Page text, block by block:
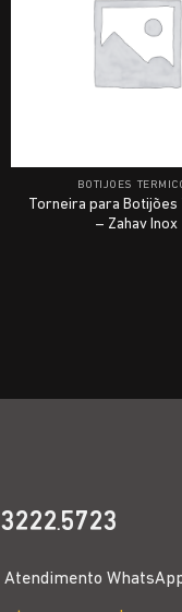
BOTIJÕES
Torneira para Botijões
– Zahav Inox
3222.5723
Atendimento